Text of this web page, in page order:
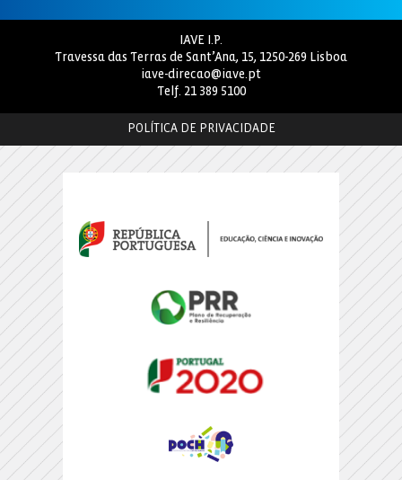
IAVE I.P.
Travessa das Terras de Sant’Ana, 15, 1250-269 Lisboa
iave-direcao@iave.pt
Telf. 21 389 5100
POLÍTICA DE PRIVACIDADE